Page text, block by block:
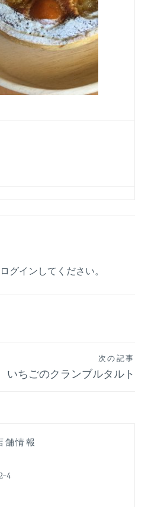
ログイン してください。
次の記事
いちごのクランブルタルト
舗情報
4